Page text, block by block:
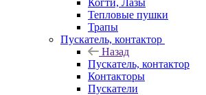
Когти, Лазы
Тепловые пушки
Трапы
Пускатель, контактор
Назад
Пускатель, контактор
Контакторы
Пускатели